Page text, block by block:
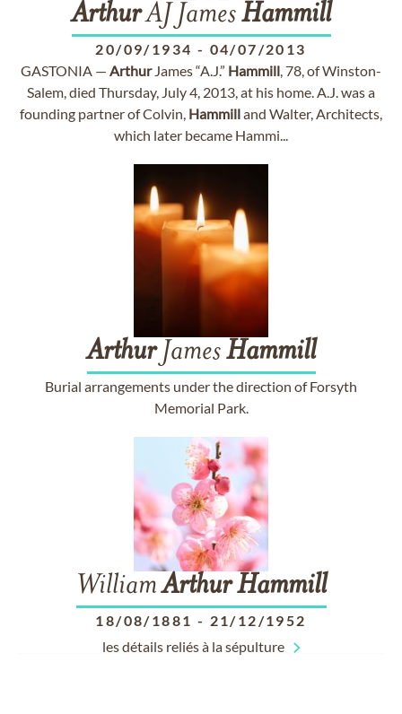
ArthurAJ JamesHammill
20/09/1934 - 04/07/2013
GASTONIA — ArthurJames “A.J.” Hammill, 78, of Winston-
Salem, died Thursday, July 4, 2013, at his home. A.J. was a
founding partner of Colvin, Hammilland Walter, Architects,
which later became Hammi...
ArthurJamesHammill
Burial arrangements under the direction of Forsyth
Memorial Park.
WilliamArthur Hammill
18/08/1881 - 21/12/1952
les détails reliés à la sépulture